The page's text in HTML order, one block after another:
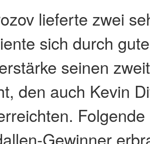
lieferte zwei
sich durch
seinen
den auch Kevin
Gewinner